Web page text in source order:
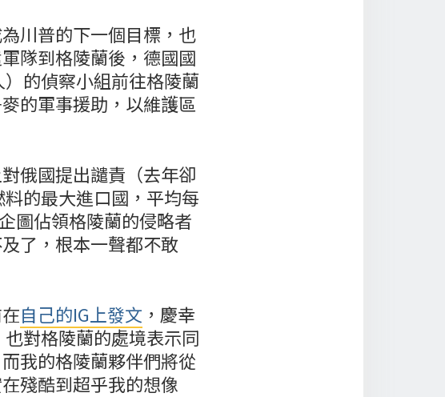
川普的下一個目標，也
隊到格陵蘭後，德國國
的偵察小組前往格陵蘭
的軍事援助，以維護區
俄國提出譴責（去年卻
的最大進口國，平均每
圖佔領格陵蘭的侵略者
了，根本一聲都不敢
自己的IG上發文 ，慶幸
對格陵蘭的處境表示同
我的格陵蘭夥伴們將從
殘酷到超乎我的想像